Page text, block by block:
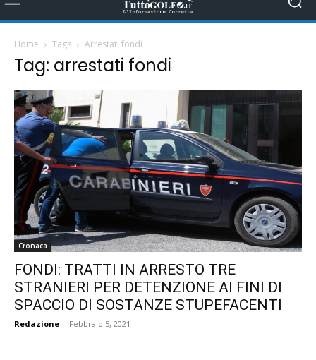
Home Tags Arrestati fondi
Tag: arrestati fondi
Cronaca
FONDI: TRATTI IN ARRESTO TRE
STRANIERI PER DETENZIONE AI FINI DI
SPACCIO DI SOSTANZE STUPEFACENTI
Redazione - Febbraio 5, 2021